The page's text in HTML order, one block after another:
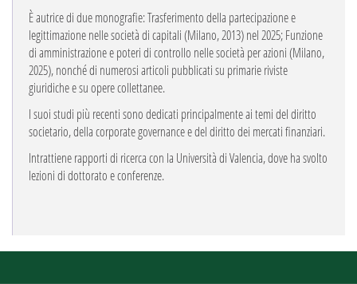
È autrice di due monografie: Trasferimento della partecipazione e
legittimazione nelle società di capitali (Milano, 2013) nel 2025; Funzione
di amministrazione e poteri di controllo nelle società per azioni (Milano,
2025), nonché di numerosi articoli pubblicati su primarie riviste
giuridiche e su opere collettanee.
I suoi studi più recenti sono dedicati principalmente ai temi del diritto
societario, della corporate governance e del diritto dei mercati finanziari.
Intrattiene rapporti di ricerca con la Università di Valencia, dove ha svolto
lezioni di dottorato e conferenze.